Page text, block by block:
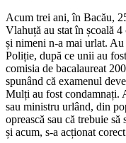
Acum trei ani, în Bacău,
Vlahuță au stat în școală
și nimeni n-a mai urlat.
Poliție, după ce unii au
comisia de bacalaureat
spunând că examenul
Mulți au fost condamnați.
sau ministru urlând, din
oprească sau că trebuie
și acum, s-a acționat